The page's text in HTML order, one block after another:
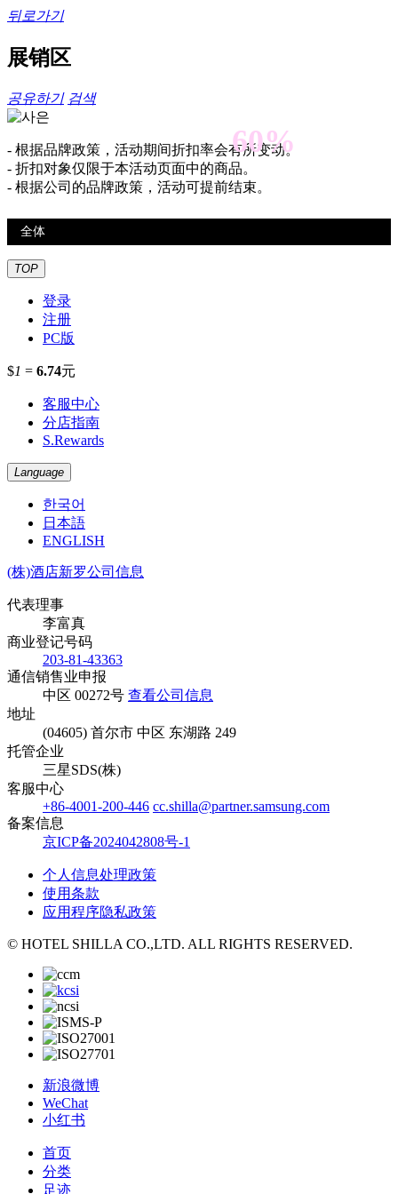
뒤로가기
展销区
공유하기 검색
60%
- 根据品牌政策，活动期间折扣率会有所变动。
- 折扣对象仅限于本活动页面中的商品。
- 根据公司的品牌政策，活动可提前结束。
TOP
登录
注册
PC版
$1 = 6.74元
客服中心
分店指南
S.Rewards
Language
한국어
日本語
ENGLISH
(株)酒店新罗公司信息
代表理事
李富真
商业登记号码
203-81-43363
通信销售业申报
中区 00272号 查看公司信息
地址
(04605) 首尔市 中区 东湖路 249
托管企业
三星SDS(株)
客服中心
+86-4001-200-446 cc.shilla@partner.samsung.com
备案信息
京ICP备2024042808号-1
个人信息处理政策
使用条款
应用程序隐私政策
© HOTEL SHILLA CO.,LTD. ALL RIGHTS RESERVED.
新浪微博
WeChat
小红书
首页
分类
足迹